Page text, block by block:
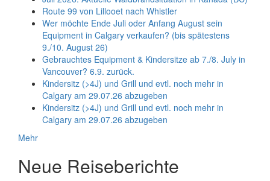
Route 99 von Lillooet nach Whistler
Wer möchte Ende Juli oder Anfang August sein
Equipment in Calgary verkaufen? (bis spätestens
9./10. August 26)
Gebrauchtes Equipment & Kindersitze ab 7./8. July in
Vancouver? 6.9. zurück.
Kindersitz (>4J) und Grill und evtl. noch mehr in
Calgary am 29.07.26 abzugeben
Kindersitz (>4J) und Grill und evtl. noch mehr in
Calgary am 29.07.26 abzugeben
Mehr
Neue Reiseberichte